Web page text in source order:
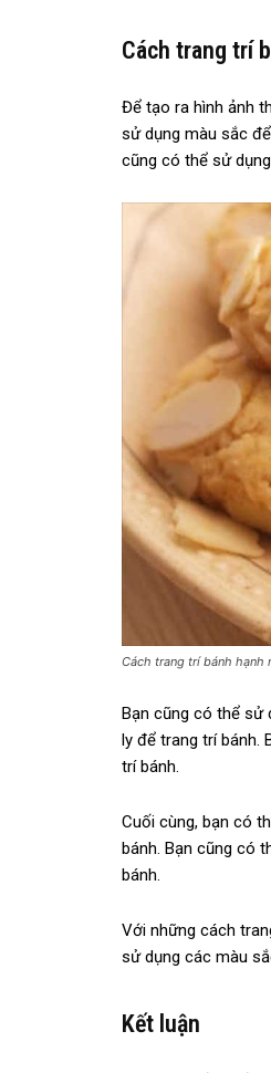
Cách trang trí
Để tạo ra hình ảnh
sử dụng màu sắc
cũng có thể sử
Cách trang trí bánh hạnh
Bạn cũng có thể sử
ly để trang trí bánh.
trí bánh.
Cuối cùng, bạn có
bánh. Bạn cũng có
bánh.
Với những cách
sử dụng các màu
Kết luận